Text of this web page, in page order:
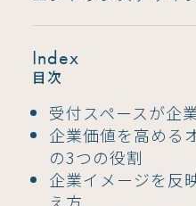
Index
目次
受付スペースが企
企業価値を高める
の3つの役割
企業イメージを反
え方